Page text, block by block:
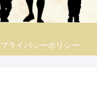
プライバシーポリシー